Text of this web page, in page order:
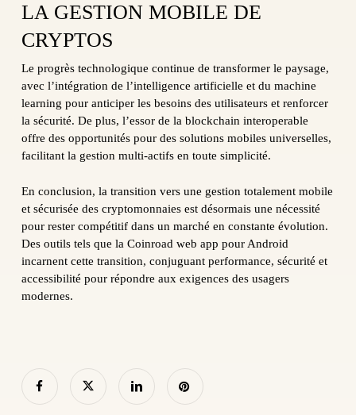
LA GESTION MOBILE DE
CRYPTOS
Le progrès technologique continue de transformer le paysage,
avec l’intégration de l’intelligence artificielle et du machine
learning pour anticiper les besoins des utilisateurs et renforcer
la sécurité. De plus, l’essor de la blockchain interoperable
offre des opportunités pour des solutions mobiles universelles,
facilitant la gestion multi-actifs en toute simplicité.
En conclusion, la transition vers une gestion totalement mobile
et sécurisée des cryptomonnaies est désormais une nécessité
pour rester compétitif dans un marché en constante évolution.
Des outils tels que la Coinroad web app pour Android
incarnent cette transition, conjuguant performance, sécurité et
accessibilité pour répondre aux exigences des usagers
modernes.